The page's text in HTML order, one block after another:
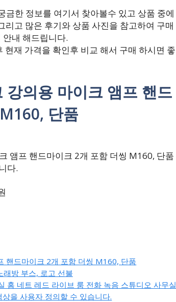
한 정보를 여기서 찾아볼수 있고 상품 중에
고 많은 후기와 상품 사진을 참고하여 구매
내 해드립니다.
재 가격을 확인후 비교 해서 구매 하시면 좋
강의용 마이크 앰프 핸드
단품
앰프 핸드마이크 2개 포함 더씽 M160, 단품
다.
핸드마이크 2개 포함 더씽 M160, 단품
래방 부스, 로고 선불
홈 네트 레드 라이브 룸 전화 녹음 스튜디오 사무실
을 사용자 정의할 수 있습니다.